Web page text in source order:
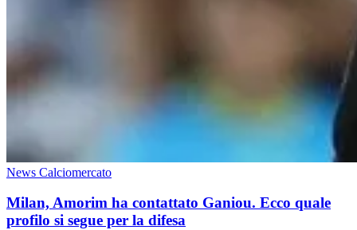
News Calciomercato
Milan, Amorim ha contattato Ganiou. Ecco quale
profilo si segue per la difesa